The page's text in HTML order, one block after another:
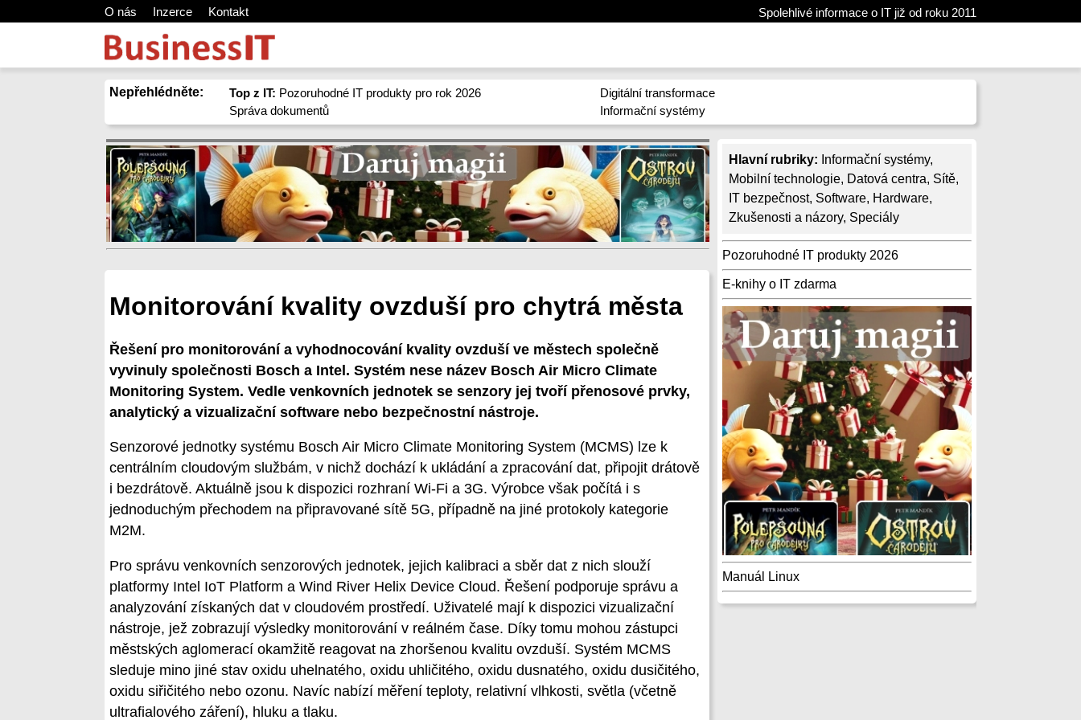
O nás Inzerce Kontakt Spolehlivé informace o IT již od roku 2011
Nepřehlédněte: Top z IT: Pozoruhodné IT produkty pro rok 2026
Správa dokumentů
Digitální transformace
Informační systémy
Hlavní rubriky: Informační systémy,
Mobilní technologie, Datová centra, Sítě,
IT bezpečnost, Software, Hardware,
Zkušenosti a názory, Speciály
Pozoruhodné IT produkty 2026
E-knihy o IT zdarma
Manuál Linux
Monitorování kvality ovzduší pro chytrá města
Řešení pro monitorování a vyhodnocování kvality ovzduší ve městech společně
vyvinuly společnosti Bosch a Intel. Systém nese název Bosch Air Micro Climate
Monitoring System. Vedle venkovních jednotek se senzory jej tvoří přenosové prvky,
analytický a vizualizační software nebo bezpečnostní nástroje.
Senzorové jednotky systému Bosch Air Micro Climate Monitoring System (MCMS) lze k
centrálním cloudovým službám, v nichž dochází k ukládání a zpracování dat, připojit drátově
i bezdrátově. Aktuálně jsou k dispozici rozhraní Wi-Fi a 3G. Výrobce však počítá i s
jednoduchým přechodem na připravované sítě 5G, případně na jiné protokoly kategorie
M2M.
Pro správu venkovních senzorových jednotek, jejich kalibraci a sběr dat z nich slouží
platformy Intel IoT Platform a Wind River Helix Device Cloud. Řešení podporuje správu a
analyzování získaných dat v cloudovém prostředí. Uživatelé mají k dispozici vizualizační
nástroje, jež zobrazují výsledky monitorování v reálném čase. Díky tomu mohou zástupci
městských aglomerací okamžitě reagovat na zhoršenou kvalitu ovzduší. Systém MCMS
sleduje mino jiné stav oxidu uhelnatého, oxidu uhličitého, oxidu dusnatého, oxidu dusičitého,
oxidu siřičitého nebo ozonu. Navíc nabízí měření teploty, relativní vlhkosti, světla (včetně
ultrafialového záření), hluku a tlaku.